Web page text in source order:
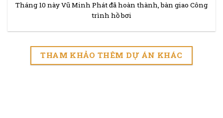
Tháng 10 này Vũ Minh Phát đã hoàn thành, bàn giao Công
trình hồ bơi
THAM KHẢO THÊM DỰ ÁN KHÁC